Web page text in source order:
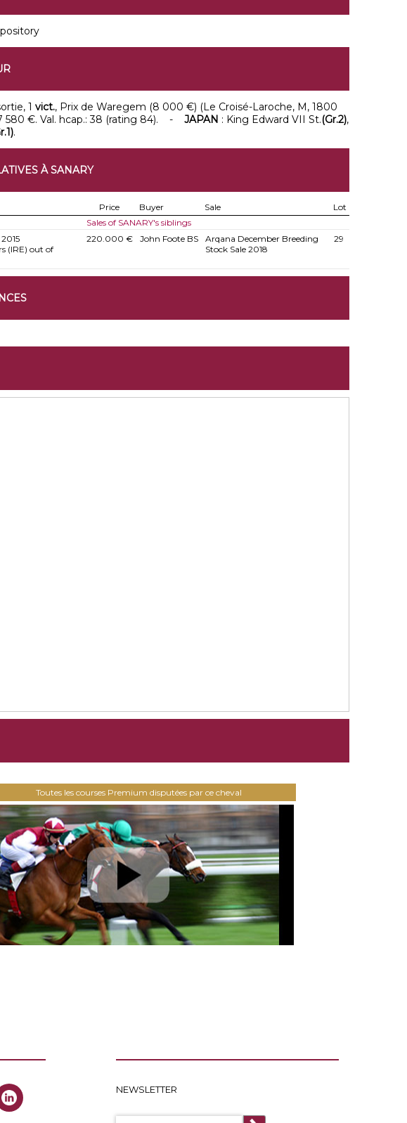
1 vict., Prix de Waregem (8 000 €) (Le Croisé-Laroche, M, 1800
580 €. Val. hcap.: 38 (rating 84). - JAPAN : King Edward VII St.(Gr.2),
.
À SANARY
Price Buyer Sale
Lot
Sales of SANARY's siblings
2015
(IRE) out of
220.000 € John Foote BS
Arqana December Breeding
Stock Sale 2018
29
Toutes les courses Premium disputées par ce cheval
NEWSLETTER